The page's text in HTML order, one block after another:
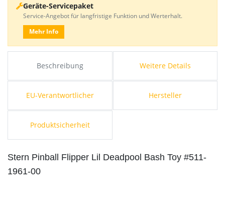
Beschreibung Weitere Details
EU-Verantwortlicher Hersteller
Produktsicherheit
Stern Pinball Flipper Lil Deadpool Bash Toy #511-
1961-00
Geräte-Servicepaket
Service-Angebot für langfristige Funktion und Werterhalt.
Mehr Info